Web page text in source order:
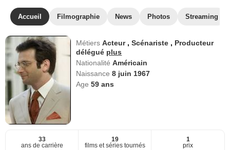
Accueil Filmographie News Photos Streaming
MétiersActeur ,Scénariste , Producteur
délégué plus
NationalitéAméricain
Naissance8 juin 1967
Age59 ans
33
ans de carrière
19
films et séries tournés
1
prix